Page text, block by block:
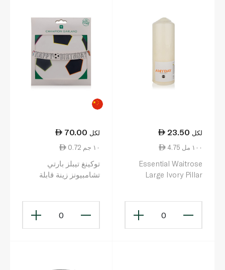
23.50 لكل
4.75 ١٠٠ مل
Essential Waitrose
Large Ivory Pillar
0
70.00 لكل
0.72 ١٠ جم
توكينغ تيبلز بارتي
تشامبيونز زينة قابلة
الإنجليزية
0